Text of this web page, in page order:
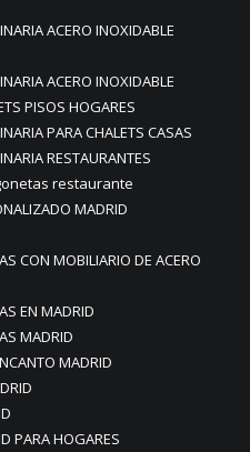
ACERO INOXIDABLE
ACERO INOXIDABLE
PISOS HOGARES
PARA CHALETS CASAS
RESTAURANTES
restaurante
MADRID
CON MOBILIARIO DE ACERO
EN MADRID
MADRID
MADRID
PARA HOGARES